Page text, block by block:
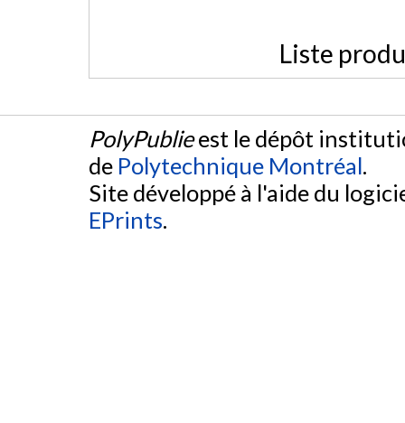
Liste
PolyPublieest le dépôt
de Polytechnique Montréal.
Site développé à l'aide du
EPrints.